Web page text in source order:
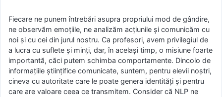
Fiecare ne punem întrebări asupra propriului mod de gândire,
ne observăm emoțiile, ne analizăm acțiunile și comunicăm cu
noi și cu cei din jurul nostru. Ca profesori, avem privilegiul de
a lucra cu suflete și minți, dar, în același timp, o misiune foarte
importantă, căci putem schimba comportamente. Dincolo de
informațiile științifice comunicate, suntem, pentru elevii noștri,
cineva cu autoritate care le poate genera identități și pentru
care are valoare ceea ce transmitem. Consider că NLP ne